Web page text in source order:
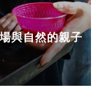
與自然的親子